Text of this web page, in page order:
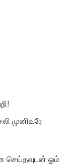
முனிவரே
செய்தவுடன் ஓம்